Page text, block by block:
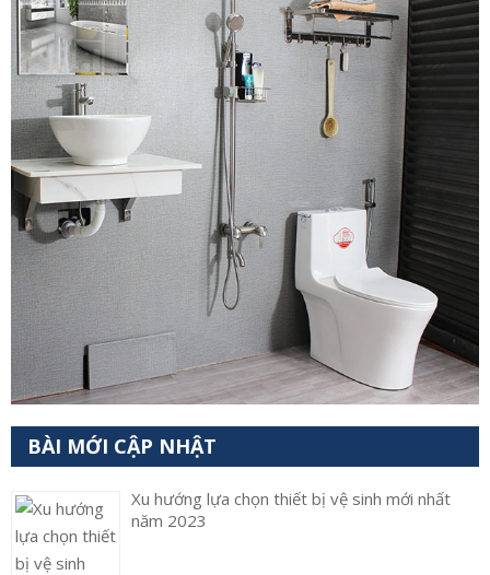
BÀI MỚI CẬP NHẬT
Xu hướng lựa chọn thiết bị vệ sinh mới nhất
năm 2023